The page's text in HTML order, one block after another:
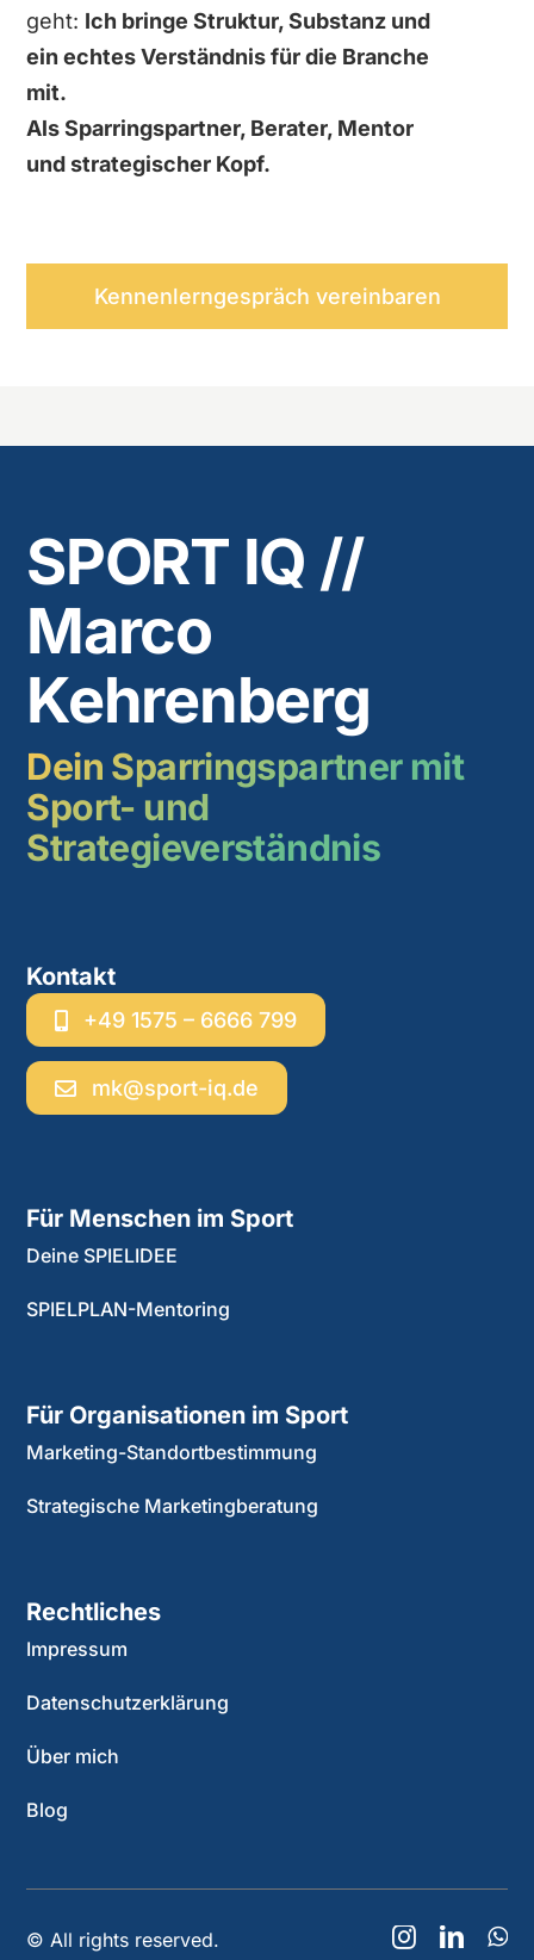
geht: Ich bringe Struktur, Substanz und
ein echtes Verständnis für die Branche
mit.
Als Sparringspartner, Berater, Mentor
und strategischer Kopf.
Kennenlerngespräch vereinbaren
SPORT IQ //
Marco
Kehrenberg
Dein Sparringspartner mit
Sport- und
Strategieverständnis
Kontakt
+49 1575 – 6666 799
mk@sport-iq.de
Für Menschen im Sport
Deine SPIELIDEE
SPIELPLAN-Mentoring
Für Organisationen im Sport
Marketing-Standortbestimmung
Strategische Marketingberatung
Rechtliches
Impressum
Datenschutzerklärung
Über mich
Blog
© All rights reserved.